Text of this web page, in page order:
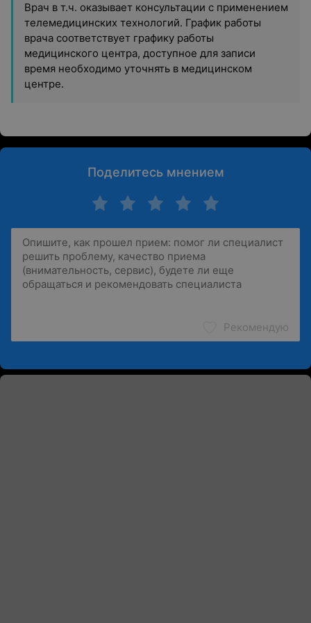
Врач в т.ч. оказывает консультации с применением
телемедицинских технологий. График работы
врача соответствует графику работы
медицинского центра, доступное для записи
время необходимо уточнять в медицинском
центре.
Поделитесь мнением
Рекомендую